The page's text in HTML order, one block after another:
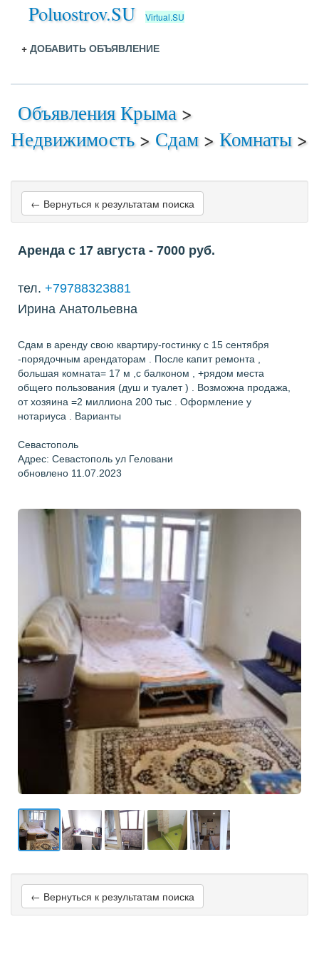
Poluostrov.SU Virtual.SU
+ ДОБАВИТЬ ОБЪЯВЛЕНИЕ
Объявления Крыма >
Недвижимость> Сдам > Комнаты >
← Вернуться к результатам поиска
Аренда с 17 августа - 7000 руб.
тел. +79788323881
Ирина Анатольевна
Сдам в аренду свою квартиру-гостинку с 15 сентября
-порядочным арендаторам . После капит ремонта ,
большая комната= 17 м ,с балконом , +рядом места
общего пользования (душ и туалет ) . Возможна продажа,
от хозяина =2 миллиона 200 тыс . Оформление у
нотариуса . Варианты
Севастополь
Адрес: Севастополь ул Геловани
обновлено 11.07.2023
← Вернуться к результатам поиска